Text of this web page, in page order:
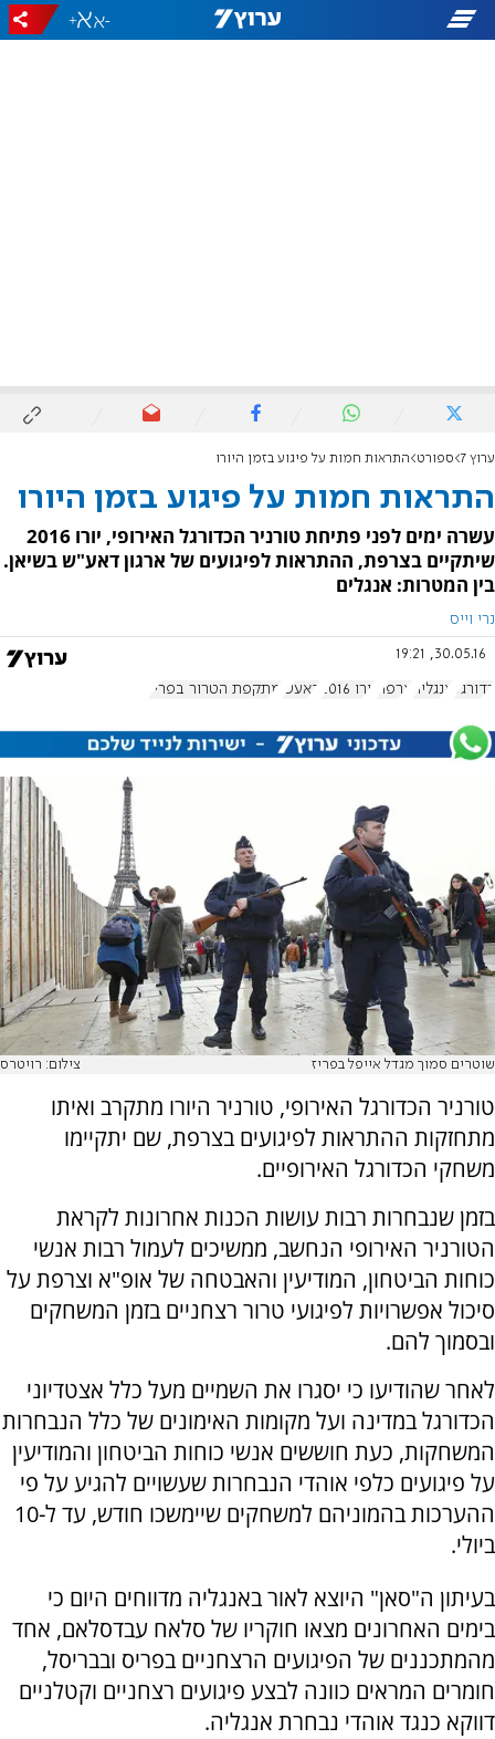
-
+
ערוץ 7 ספורט התראות חמות על פיגוע בזמן היורו
התראות חמות על פיגוע בזמן היורו
עשרה ימים לפני פתיחת טורניר הכדורגל האירופי, יורו 2016
שיתקיים בצרפת, ההתראות לפיגועים של ארגון דאע"ש בשיאן.
בין המטרות: אנגלים
נרי וייס
30.05.16, 19:21
כדורגל אנגליה צרפת יורו 2016 דאעש מתקפת הטרור בפריז
שוטרים סמוך מגדל אייפל בפריז צילום: רויטרס
טורניר הכדורגל האירופי, טורניר היורו מתקרב ואיתו
מתחזקות ההתראות לפיגועים בצרפת, שם יתקיימו
משחקי הכדורגל האירופיים.
בזמן שנבחרות רבות עושות הכנות אחרונות לקראת
הטורניר האירופי הנחשב, ממשיכים לעמול רבות אנשי
כוחות הביטחון, המודיעין והאבטחה של אופ"א וצרפת על
סיכול אפשרויות לפיגועי טרור רצחניים בזמן המשחקים
ובסמוך להם.
לאחר שהודיעו כי יסגרו את השמיים מעל כלל אצטדיוני
הכדורגל במדינה ועל מקומות האימונים של כלל הנבחרות
המשחקות, כעת חוששים אנשי כוחות הביטחון והמודיעין
על פיגועים כלפי אוהדי הנבחרות שעשויים להגיע על פי
ההערכות בהמוניהם למשחקים שיימשכו חודש, עד ל-10
ביולי.
בעיתון ה"סאן" היוצא לאור באנגליה מדווחים היום כי
בימים האחרונים מצאו חוקריו של סלאח עבדסלאם, אחד
מהמתכננים של הפיגועים הרצחניים בפריס ובבריסל,
חומרים המראים כוונה לבצע פיגועים רצחניים וקטלניים
דווקא כנגד אוהדי נבחרת אנגליה.